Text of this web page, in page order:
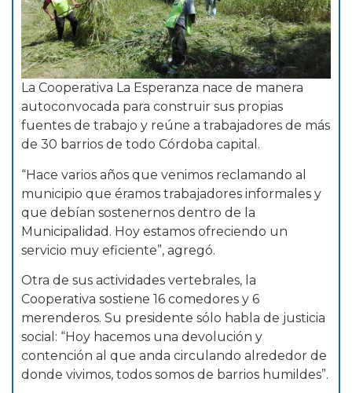
La Cooperativa La Esperanza nace de manera
autoconvocada para construir sus propias
fuentes de trabajo y reúne a trabajadores de más
de 30 barrios de todo Córdoba capital.
“Hace varios años que venimos reclamando al
municipio que éramos trabajadores informales y
que debían sostenernos dentro de la
Municipalidad. Hoy estamos ofreciendo un
servicio muy eficiente”, agregó.
Otra de sus actividades vertebrales, la
Cooperativa sostiene 16 comedores y 6
merenderos. Su presidente sólo habla de justicia
social: “Hoy hacemos una devolución y
contención al que anda circulando alrededor de
donde vivimos, todos somos de barrios humildes”.